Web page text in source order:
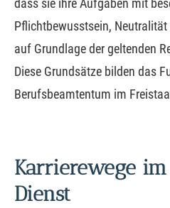
dass sie ihre Aufgaben mit
Pflichtbewusstsein,
auf Grundlage der geltenden
Diese Grundsätze bilden das
Berufsbeamtentum im
Karrierewege
Dienst